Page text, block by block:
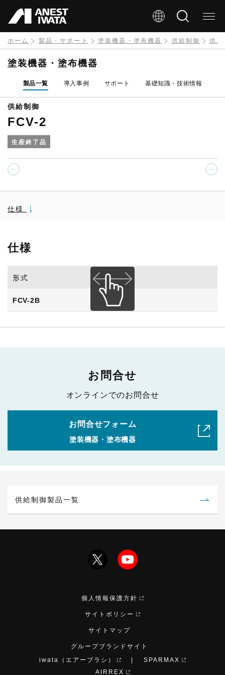
イ
ン
ン
ツ
に
動
ホーム 製品・サポート 塗装機器・塗布機器 供給制御 供
供給制御
FCV-2
生産終了品
仕様
仕様
形式
FCV-2B
お問合せ
オンラインでのお問合せ
お問合せフォーム
塗装機器・塗布機器
塗装機器・塗布機器
製品一覧 導入事例 サポート 基礎知識・技術情報
供給制御製品一覧
個人情報保護方針
サイトポリシー
サイトマップ
グループブランドサイト
iwata（エアーブラシ）
SPARMAX
AIRREX